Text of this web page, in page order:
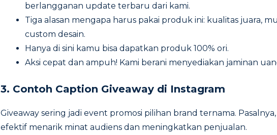
berlangganan update terbaru dari kami.
Tiga alasan mengapa harus pakai produk ini: kualitas juara,
custom desain.
Hanya di sini kamu bisa dapatkan produk 100% ori.
Aksi cepat dan ampuh! Kami berani menyediakan jaminan
3. Contoh Caption Giveaway di Instagram
Giveaway sering jadi event promosi pilihan brand ternama.
efektif menarik minat audiens dan meningkatkan penjualan.